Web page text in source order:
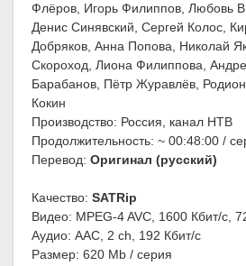
Флёров, Игорь Филиппов, Любовь
Денис Синявский, Сергей Колос,
Добряков, Анна Попова, Николай
Скороход, Лиона Филиппова,
Барабанов, Пётр Журавлёв,
Кокин
Производство: Россия, канал НТВ
Продолжительность: ~ 00:48:00 /
Перевод: Оригинал (русский)
Качество: SATRip
Видео: MPEG-4 AVC, 1600 Кбит/с,
Аудио: AAC, 2 ch, 192 Кбит/с
Размер: 620 Mb / серия